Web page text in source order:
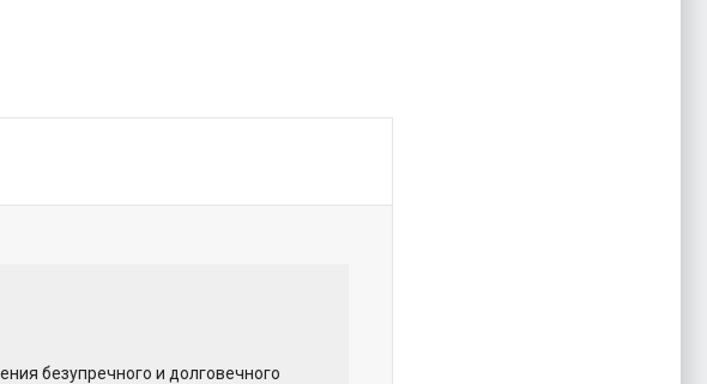
безупречного и долговечного